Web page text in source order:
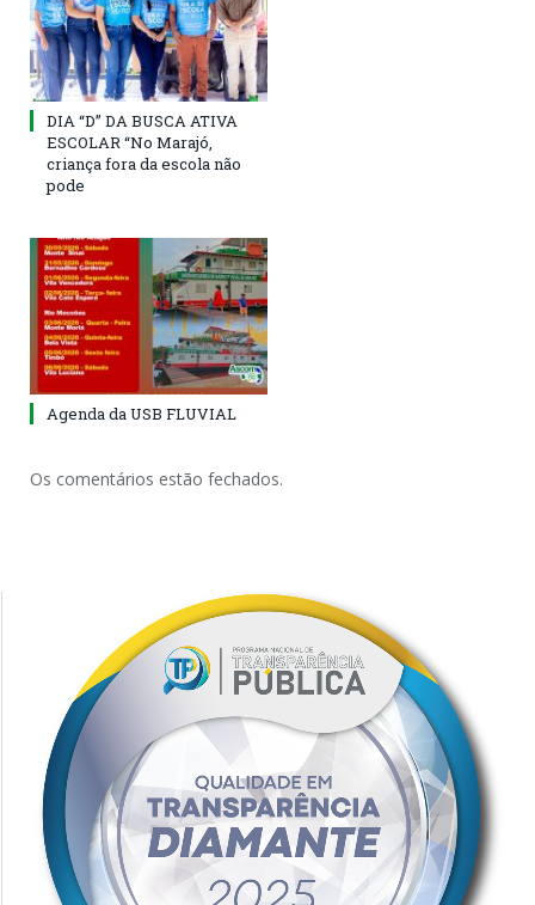
DIA “D” DA BUSCA ATIVA
ESCOLAR “No Marajó,
criança fora da escola não
pode
Agenda da USB FLUVIAL
Os comentários estão fechados.